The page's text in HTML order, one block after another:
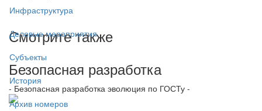
Инфраструктура
Деловые мероприятия
Субъекты
История
Архив номеров
Смотрите также
Безопасная разработка
- Безопасная разработка эволюция по ГОСТу -